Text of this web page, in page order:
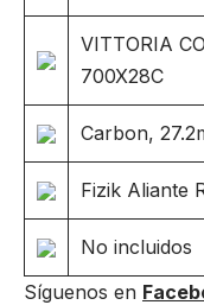
VITTORIA
700X28C
Carbon,
Fizik Aliante
No incluidos
Síguenos en